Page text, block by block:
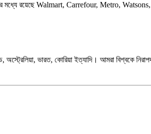
যার মধ্যে রয়েছে Walmart, Carrefour, Metro,
অস্ট্রেলিয়া, ভারত, কোরিয়া ইত্যাদি। আমরা বিশ্বকে